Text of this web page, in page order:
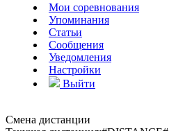
Мои соревнования
Упоминания
Статьи
Сообщения
Уведомления
Настройки
Выйти
Смена дистанции